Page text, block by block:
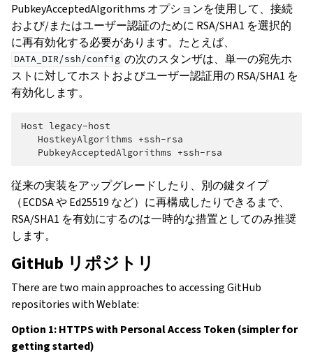
PubkeyAcceptedAlgorithms オプションを使用して、接続
および/またはユーザー認証のために RSA/SHA1 を選択的
に再有効化する必要があります。たとえば、
DATA_DIR/ssh/config の次のスタンザは、単一の宛先ホ
ストに対してホストおよびユーザー認証用の RSA/SHA1 を
有効化します。
Host legacy-host
   HostkeyAlgorithms +ssh-rsa
従来の実装をアップグレードしたり、別の鍵タイプ
（ECDSA や Ed25519 など）に再構成したりできるまで、
RSA/SHA1 を有効にするのは一時的な措置としてのみ推奨
します。
GitHub リポジトリ
There are two main approaches to accessing GitHub
repositories with Weblate:
Option 1: HTTPS with Personal Access Token (simpler for
getting started)